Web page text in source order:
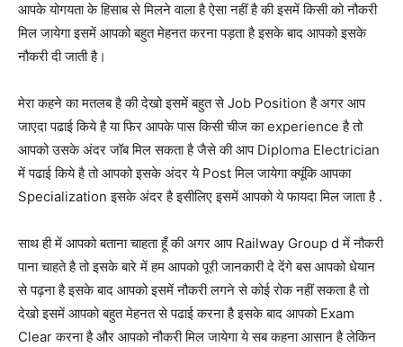
आपके योगयता के हिसाब से मिलने वाला है ऐसा नहीं है की इसमें किसी को नौकरी
मिल जायेगा इसमें आपको बहुत मेहनत करना पड़ता है इसके बाद आपको इसके
नौकरी दी जाती है।
मेरा कहने का मतलब है की देखो इसमें बहुत से Job Position है अगर आप
जाएदा पढाई किये है या फिर आपके पास किसी चीज का experience है तो
आपको उसके अंदर जॉब मिल सकता है जैसे की आप Diploma Electrician
में पढाई किये है तो आपको इसके अंदर ये Post मिल जायेगा क्यूंकि आपका
Specialization इसके अंदर है इसीलिए इसमें आपको ये फायदा मिल जाता है .
साथ ही में आपको बताना चाहता हूँ की अगर आप Railway Group d में नौकरी
पाना चाहते है तो इसके बारे में हम आपको पूरी जानकारी दे देंगे बस आपको धेयान
से पढ़ना है इसके बाद आपको इसमें नौकरी लगने से कोई रोक नहीं सकता है तो
देखो इसमें आपको बहुत मेहनत से पढाई करना है इसके बाद आपको Exam
Clear करना है और आपको नौकरी मिल जायेगा ये सब कहना आसान है लेकिन